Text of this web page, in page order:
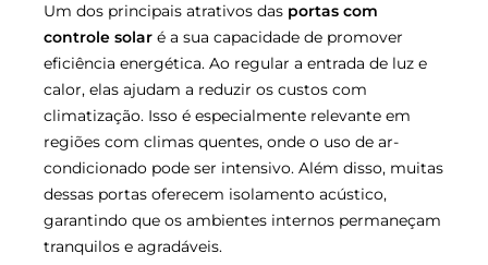
Um dos principais atrativos das portas com
controle solar é a sua capacidade de promover
eficiência energética. Ao regular a entrada de luz e
calor, elas ajudam a reduzir os custos com
climatização. Isso é especialmente relevante em
regiões com climas quentes, onde o uso de ar-
condicionado pode ser intensivo. Além disso, muitas
dessas portas oferecem isolamento acústico,
garantindo que os ambientes internos permaneçam
tranquilos e agradáveis.